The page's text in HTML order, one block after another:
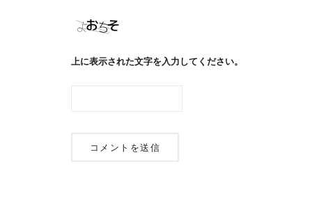
上に表示された文字を入力してください。